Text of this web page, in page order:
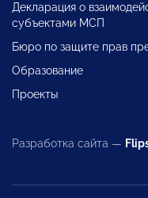
Декларация о
субъектами МСП
Бюро по защите прав
Образование
Проекты
Разработка сайта —